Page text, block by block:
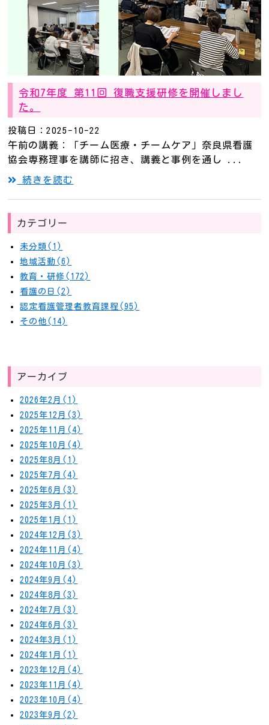
令和7年度 第11回 復職支援研修を開催しまし
た。
投稿日：2025-10-22
午前の講義：「チーム医療・チームケア」奈良県看護
協会専務理事を講師に招き、講義と事例を通し ...
続きを読む
カテゴリー
未分類(1)
地域活動(6)
教育・研修(172)
看護の日(2)
認定看護管理者教育課程(95)
その他(14)
アーカイブ
2026年2月(1)
2025年12月(3)
2025年11月(4)
2025年10月(4)
2025年8月(1)
2025年7月(4)
2025年6月(3)
2025年3月(1)
2025年1月(1)
2024年12月(3)
2024年11月(4)
2024年10月(3)
2024年9月(4)
2024年8月(3)
2024年7月(3)
2024年6月(3)
2024年3月(1)
2024年1月(1)
2023年12月(4)
2023年11月(4)
2023年10月(4)
2023年9月(2)